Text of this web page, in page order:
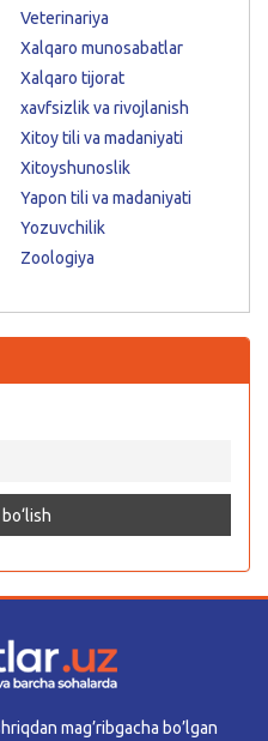
Veterinariya
Xalqaro munosabatlar
Xalqaro tijorat
xavfsizlik va rivojlanish
Xitoy tili va madaniyati
Xitoyshunoslik
Yapon tili va madaniyati
Yozuvchilik
Zoologiya
mag’ribgacha bo’lgan